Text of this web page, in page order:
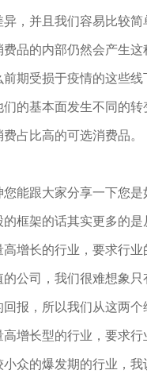
异，并且我们容易比较
品的内部仍然会产生
期受损于疫情的这些
的基本面发生不同的
占比高的可选消费品。
能跟大家分享一下您是
框架的话其实更多的
增长的行业，要求行
公司，我们很难想象
报，所以我们从这两个
增长型的行业，要求
众的爆发期的行业，